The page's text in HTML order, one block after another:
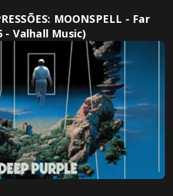
MOONSPELL - Far
- Valhall Music)